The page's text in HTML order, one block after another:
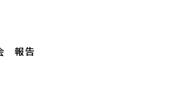
報告